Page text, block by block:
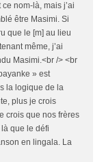
nom-là, mais j’ai
être Masimi. Si
que le [m] au lieu
même, j’ai
Masimi.<br /> <br
» est
la logique de la
plus je crois
crois que nos frères
que le défi
en lingala. La